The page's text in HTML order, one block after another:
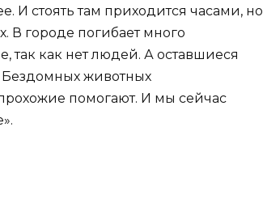
И стоять там приходится часами, но
В городе погибает много
так как нет людей. А оставшиеся
Бездомных животных
помогают. И мы сейчас